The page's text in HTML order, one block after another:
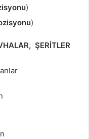
)
)
ŞERİTLER